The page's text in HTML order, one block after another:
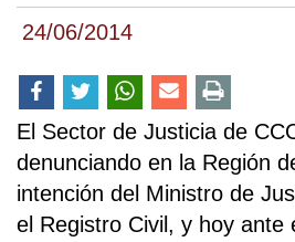
24/06/2014
El Sector de Justicia de
denunciando en la Región
intención del Ministro de
el Registro Civil, y hoy ante